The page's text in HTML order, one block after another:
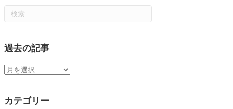
過去の記事
過
記
カテゴリー